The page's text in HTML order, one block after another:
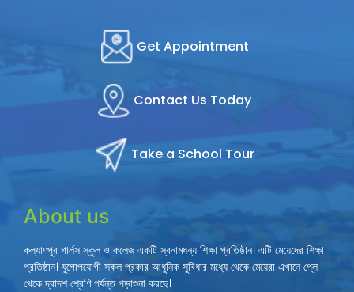
Get Appointment
Contact Us Today
Take a School Tour
About us
কল্যাণপুর গার্লস স্কুল ও কলেজ একটি স্বনামধন্য শিক্ষা প্রতিষ্ঠান। এটি মেয়েদের শিক্ষা
প্রতিষ্ঠান। যুগোপযোগী সকল প্রকার আধুনিক সুবিধার মধ্যে থেকে মেয়েরা এখানে প্লে
থেকে দ্বাদশ শ্রেণি পর্যন্ত পড়াশুনা করছে।